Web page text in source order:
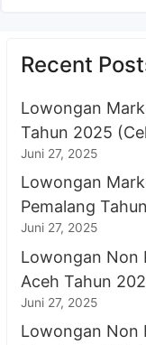
Recent
Lowongan
Tahun 2025
Juni 27, 2025
Lowongan
Pemalang
Juni 27, 2025
Lowongan Non
Aceh Tahun
Juni 27, 2025
Lowongan Non